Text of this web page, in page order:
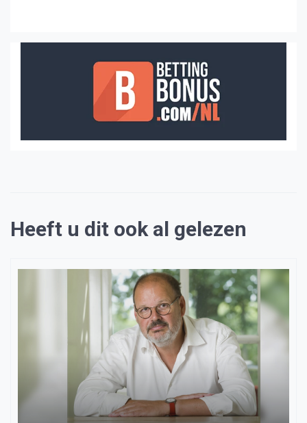
Heeft u dit ook al gelezen